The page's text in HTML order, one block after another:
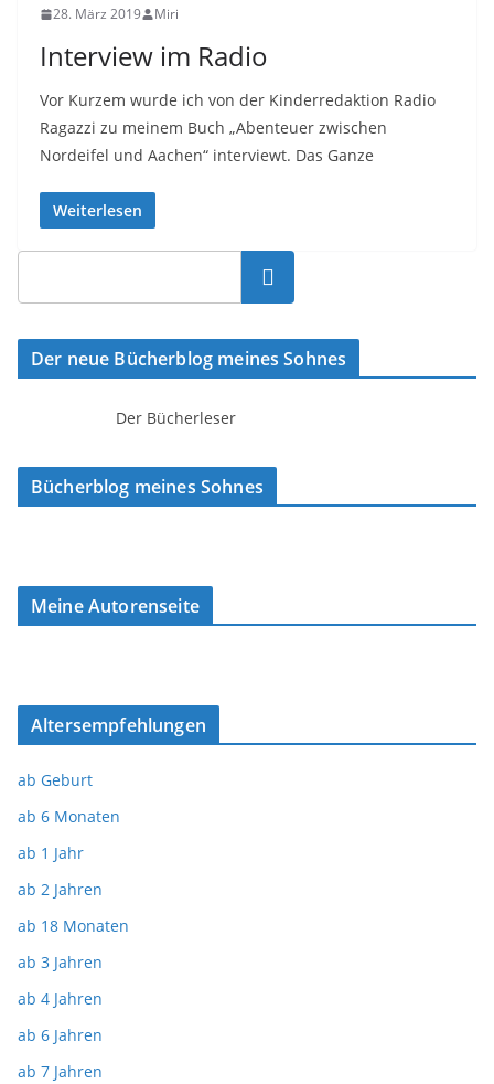
28. März 2019 Miri
Interview im Radio
Vor Kurzem wurde ich von der Kinderredaktion Radio
Ragazzi zu meinem Buch „Abenteuer zwischen
Nordeifel und Aachen“ interviewt. Das Ganze
Weiterlesen
Suchen
Der neue Bücherblog meines Sohnes
Der Bücherleser
Bücherblog meines Sohnes
Meine Autorenseite
Altersempfehlungen
ab Geburt
ab 6 Monaten
ab 1 Jahr
ab 2 Jahren
ab 18 Monaten
ab 3 Jahren
ab 4 Jahren
ab 6 Jahren
ab 7 Jahren